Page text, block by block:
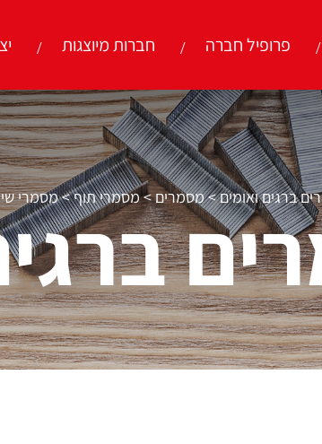
פרופיל חברה חברות מיוצגות
ברגים ואומים>מסמרים>מסמרי תוף>מסמרי